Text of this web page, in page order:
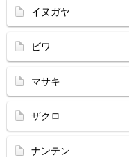
イヌガヤ
ビワ
マサキ
ザクロ
ナンテン